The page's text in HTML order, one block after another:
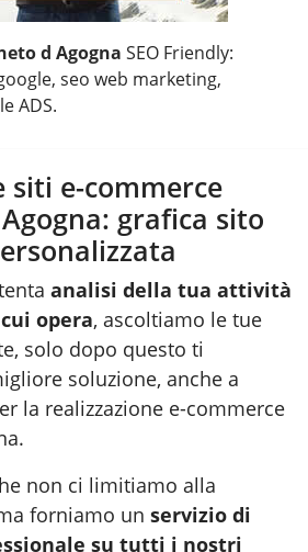
d Agogna SEO Friendly:
seo web marketing,
ADS.
siti e-commerce
grafica sito
analisi della tua attività
opera, ascoltiamo le tue
solo dopo questo ti
soluzione, anche a
la realizzazione e-commerce
non ci limitiamo alla
forniamo un servizio di
su tutti i nostri